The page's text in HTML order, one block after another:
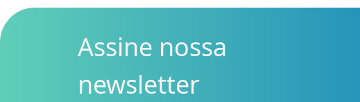
Assine nossa
newsletter